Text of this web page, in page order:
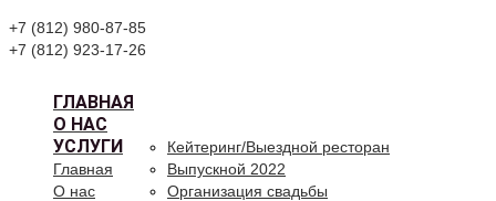
+7 (812) 980-87-85
+7 (812) 923-17-26
ГЛАВНАЯ
О НАС
УСЛУГИ
Кейтеринг/Выездной ресторан
Выпускной 2022
Организация свадьбы
Главная
О нас